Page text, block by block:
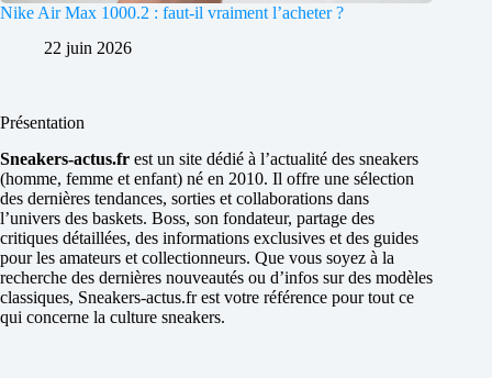
Nike Air Max 1000.2 : faut-il vraiment l’acheter ?
22 juin 2026
Présentation
Sneakers-actus.fr est un site dédié à l’actualité des sneakers
(homme, femme et enfant) né en 2010. Il offre une sélection
des dernières tendances, sorties et collaborations dans
l’univers des baskets. Boss, son fondateur, partage des
critiques détaillées, des informations exclusives et des guides
pour les amateurs et collectionneurs. Que vous soyez à la
recherche des dernières nouveautés ou d’infos sur des modèles
classiques, Sneakers-actus.fr est votre référence pour tout ce
qui concerne la culture sneakers.